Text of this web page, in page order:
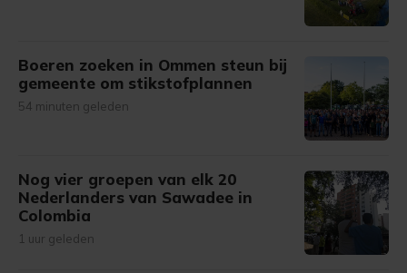
Boeren zoeken in Ommen steun bij
gemeente om stikstofplannen
54 minuten geleden
Nog vier groepen van elk 20
Nederlanders van Sawadee in
Colombia
1 uur geleden